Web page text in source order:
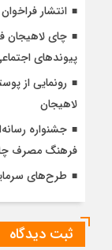
انتشار
چای لاهیجان
پیوندهای
رونمایی از
لاهیجان
جشنواره
فرهنگ مصرف
طرح‌های
ثبت دیدگاه